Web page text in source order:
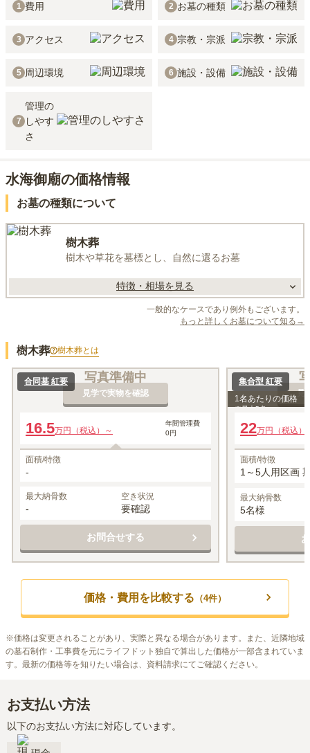
1 費用 2 お墓の種類
3 アクセス 4 宗教・宗派
5 周辺環境 6 施設・設備
7
管理の
しやす
さ
水海御廟の価格情報
お墓の種類について
樹木葬
樹木や草花を墓標とし、自然に還るお墓
特徴・相場を見る
一般的なケースであり例外もございます。
もっと詳しくお墓について知る→
樹木葬 樹木葬とは
写真準備中
見学で実物を確認
合同墓 紅要
16.5万円（税込）～
年間管理費
0円
面積/特徴
-
最大納骨数
-
空き状況
要確認
お問合せする
見
集合型 紅要
1名あたりの価格
※最大5名
22万円（税込）
面積/特徴
1～5人用区画
最大納骨数
5名様
価格・費用を比較する （4件）
※価格は変更されることがあり、実際と異なる場合があります。また、近隣地域
の墓石制作・工事費を元にライフドット独自で算出した価格が一部含まれていま
す。最新の価格等を知りたい場合は、資料請求にてご確認ください。
お支払い方法
以下のお支払い方法に対応しています。